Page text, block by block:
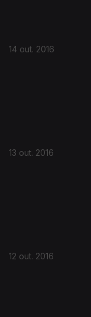
14 out. 2016
13 out. 2016
12 out. 2016